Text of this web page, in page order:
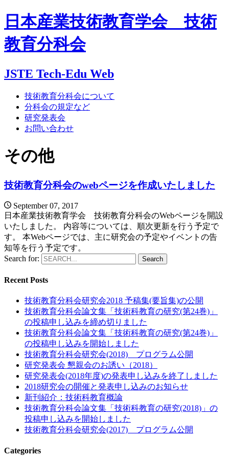
日本産業技術教育学会 技術
教育分科会
JSTE Tech-Edu Web
技術教育分科会について
分科会の規定など
研究発表会
お問い合わせ
その他
技術教育分科会のwebページを作成いたしました
September 07, 2017
日本産業技術教育学会 技術教育分科会のWebページを開設
いたしました。 内容等については、順次更新を行う予定で
す。 本Webページでは、主に研究会の予定やイベントの告
知等を行う予定です。
Search for:
Recent Posts
技術教育分科会研究会2018 予稿集(要旨集)の公開
技術教育分科会論文集「技術科教育の研究(第24巻)」
の投稿申し込みを締め切りました
技術教育分科会論文集「技術科教育の研究(第24巻)」
の投稿申し込みを開始しました
技術教育分科会研究会(2018) プログラム公開
研究発表会 懇親会のお誘い（2018）
研究発表会(2018年度)の発表申し込みを終了しました
2018研究会の開催と発表申し込みのお知らせ
新刊紹介：技術科教育概論
技術教育分科会論文集「技術科教育の研究(2018)」の
投稿申し込みを開始しました
技術教育分科会研究会(2017) プログラム公開
Categories